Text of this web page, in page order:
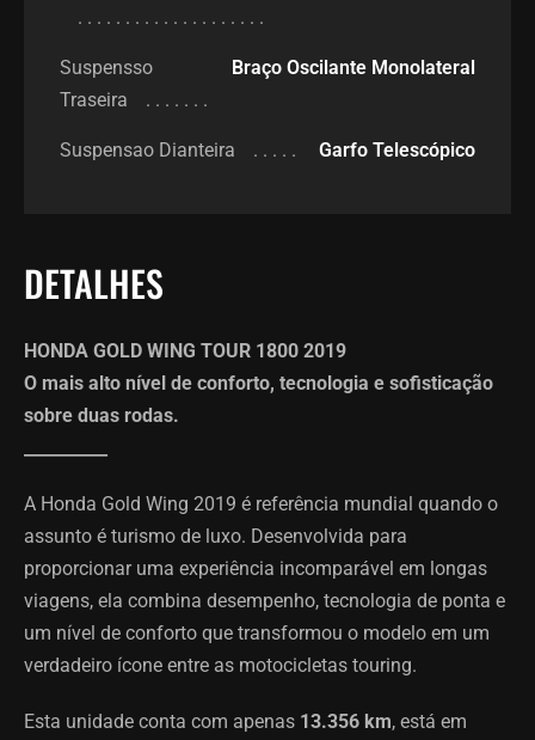
Suspensso
Traseira
Braço Oscilante Monolateral
Suspensao Dianteira Garfo Telescópico
DETALHES
HONDA GOLD WING TOUR 1800 2019
O mais alto nível de conforto, tecnologia e sofisticação
sobre duas rodas.
A Honda Gold Wing 2019 é referência mundial quando o
assunto é turismo de luxo. Desenvolvida para
proporcionar uma experiência incomparável em longas
viagens, ela combina desempenho, tecnologia de ponta e
um nível de conforto que transformou o modelo em um
verdadeiro ícone entre as motocicletas touring.
Esta unidade conta com apenas 13.356 km, está em